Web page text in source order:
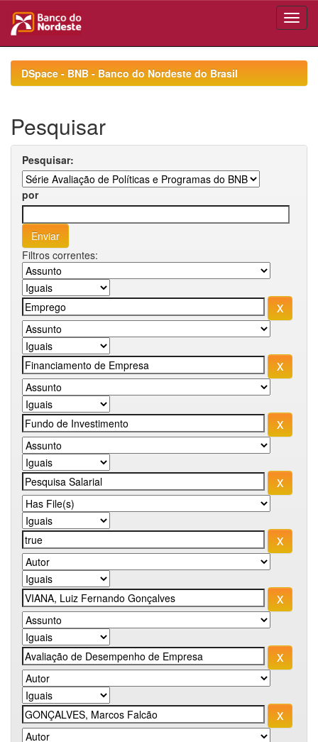
navigationDSpace - BNB - Banco do Nordeste do Brasil
Pesquisar
Pesquisar:
por
Filtros correntes: